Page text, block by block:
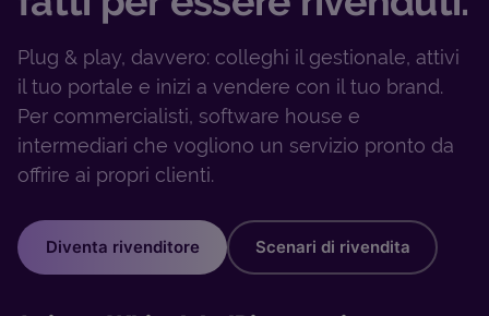
Plug & play, davvero: colleghi il gestionale, attivi
il tuo portale e inizi a vendere con il tuo brand.
Per commercialisti, software house e
intermediari che vogliono un servizio pronto da
offrire ai propri clienti.
Diventa rivenditore Scenari di rivendita